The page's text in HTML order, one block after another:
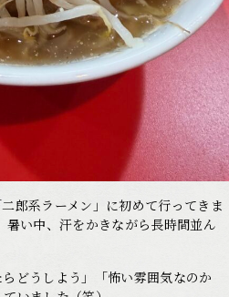
郎系ラーメン」に初めて行ってきま
暑い中、汗をかきながら長時間並ん
どうしよう」「怖い雰囲気なのか